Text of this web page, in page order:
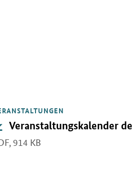
Publikation:
Veranstaltungskalender
914 KB
Energie" in neuem